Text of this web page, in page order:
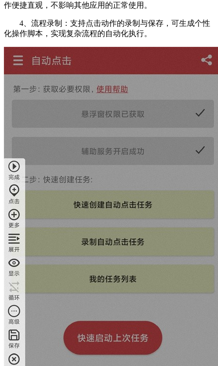
作便捷直观，不影响其他应用的正常使用。
4、流程录制：支持点击动作的录制与保存，可生成个性
化操作脚本，实现复杂流程的自动化执行。